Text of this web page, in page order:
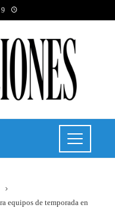
9
equipos de temporada en